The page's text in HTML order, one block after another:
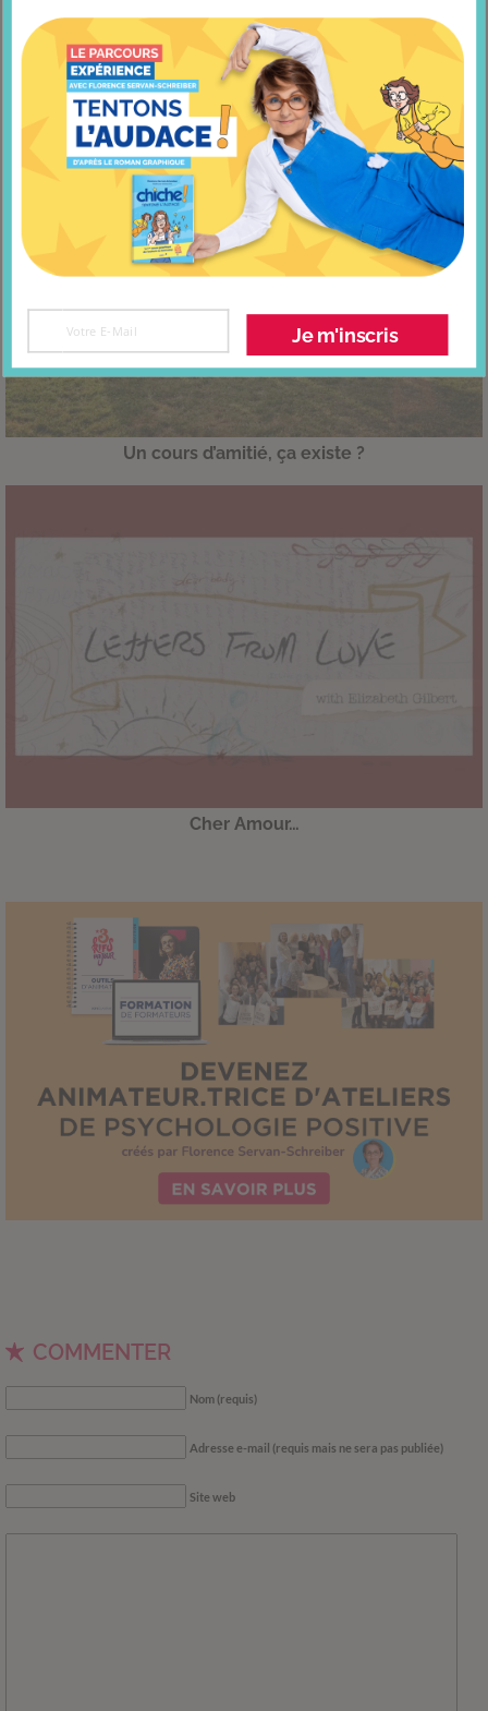
Fin de saison sur Europe 1
Un cours d’amitié, ça existe ?
Cher Amour…
COMMENTER
Nom (requis)
Adresse e-mail (requis mais ne sera pas publiée)
Site web
Je m'inscris